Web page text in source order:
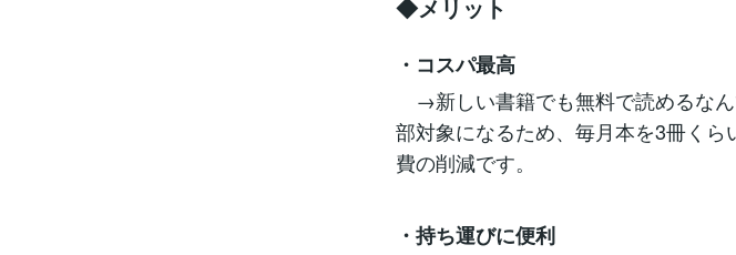
◆メリット
・コスパ最高
→新しい書籍でも無料で読めるな
部対象になるため、毎月本を3冊く
費の削減です。
・持ち運びに便利